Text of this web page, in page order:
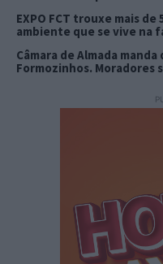
EXPO FCT trouxe mais
ambiente que se vive na
Câmara de Almada
Formozinhos. Moradores